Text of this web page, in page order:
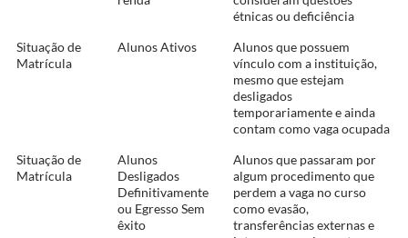
étnicas ou deficiência
Situação de
Matrícula
Alunos Ativos
Alunos que possuem
vínculo com a instituição,
mesmo que estejam
desligados
temporariamente e ainda
contam como vaga ocupada
Situação de
Matrícula
Alunos
Desligados
Definitivamente
ou Egresso Sem
êxito
Alunos que passaram por
algum procedimento que
perdem a vaga no curso
como evasão,
transferências externas e